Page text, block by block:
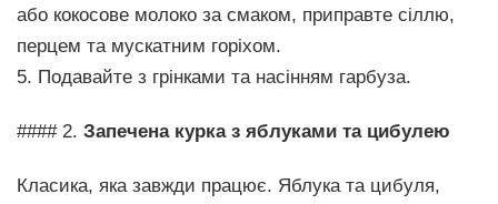
або кокосове молоко за смаком, приправте сіллю,
перцем та мускатним горіхом.
5. Подавайте з грінками та насінням гарбуза.
#### 2. Запечена курка з яблуками та цибулею
Класика, яка завжди працює. Яблука та цибуля,